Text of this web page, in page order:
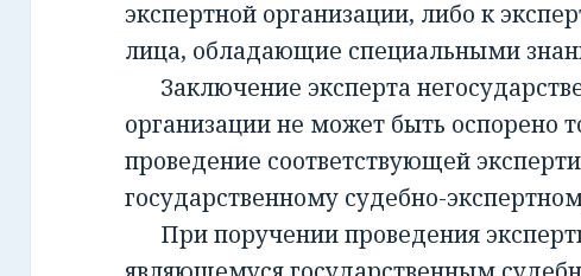
экспертной организации, либо к
лица, обладающие специальными
Заключение эксперта
организации не может быть оспорено
проведение соответствующей
государственному судебно-
При поручении проведения